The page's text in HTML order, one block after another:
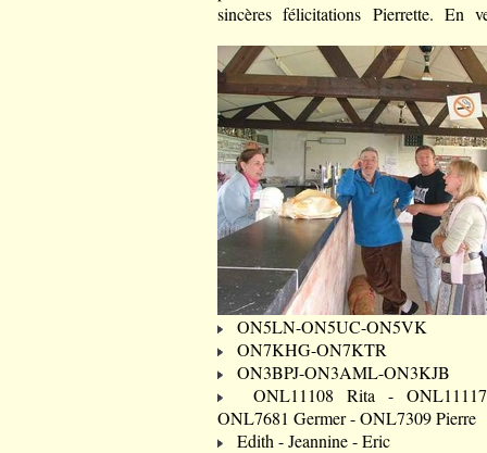
sincères félicitations Pierrette. En
ON5LN-ON5UC-ON5VK
ON7KHG-ON7KTR
ON3BPJ-ON3AML-ON3KJB
ONL11108 Rita -
ONL7681 Germer - ONL7309 Pierre
Edith - Jeannine - Eric